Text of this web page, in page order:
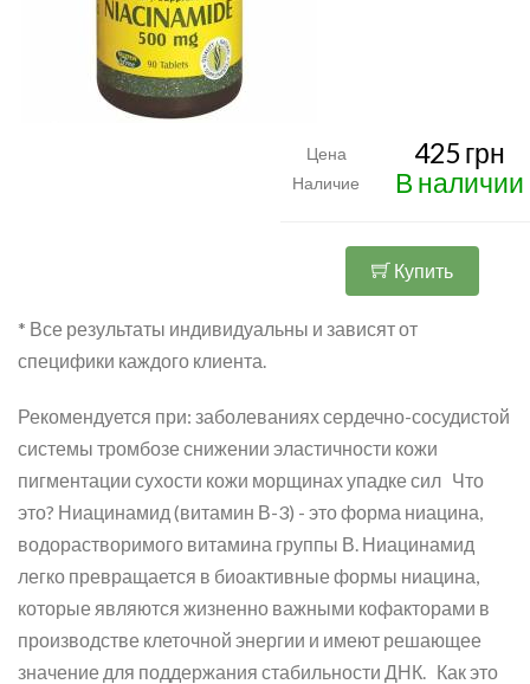
Цена 425 грн
Наличие В наличии
Купить
* Все результаты индивидуальны и зависят от
специфики каждого клиента.
Рекомендуется при: заболеваниях сердечно-сосудистой
системы тромбозе снижении эластичности кожи
пигментации сухости кожи морщинах упадке сил Что
это? Ниацинамид (витамин В-3) - это форма ниацина,
водорастворимого витамина группы В. Ниацинамид
легко превращается в биоактивные формы ниацина,
которые являются жизненно важными кофакторами в
производстве клеточной энергии и имеют решающее
значение для поддержания стабильности ДНК. Как это